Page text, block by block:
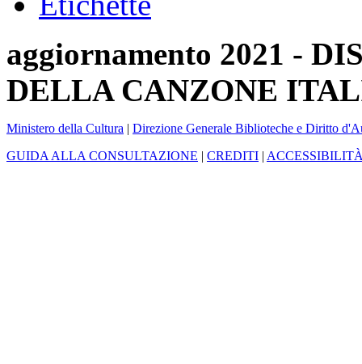
aggiornamento 2021 -
DELLA CANZONE
Ministero della Cultura | Direzione Generale Biblioteche e Diritto
GUIDA ALLA CONSULTAZIONE | CREDITI |